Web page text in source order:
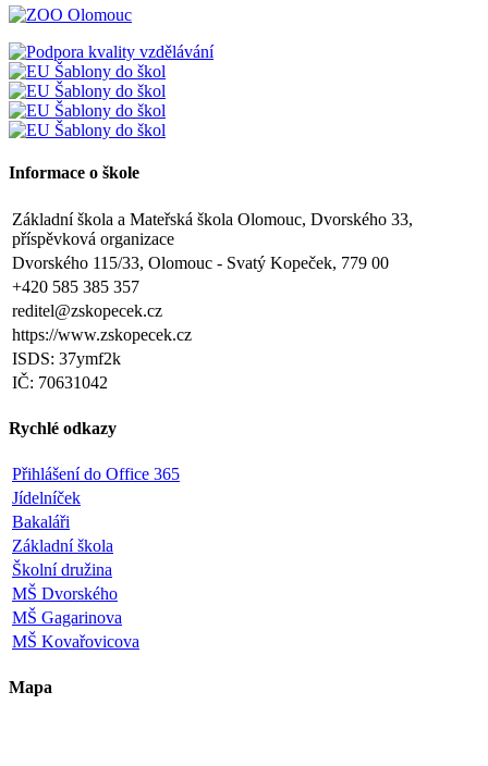
Informace o škole
Základní škola a Mateřská škola Olomouc, Dvorského 33,
příspěvková organizace
Dvorského 115/33, Olomouc - Svatý Kopeček, 779 00
+420 585 385 357
reditel@zskopecek.cz
https://www.zskopecek.cz
ISDS: 37ymf2k
IČ: 70631042
Rychlé odkazy
Přihlášení do Office 365
Jídelníček
Bakaláři
Základní škola
Školní družina
MŠ Dvorského
MŠ Gagarinova
MŠ Kovařovicova
Mapa